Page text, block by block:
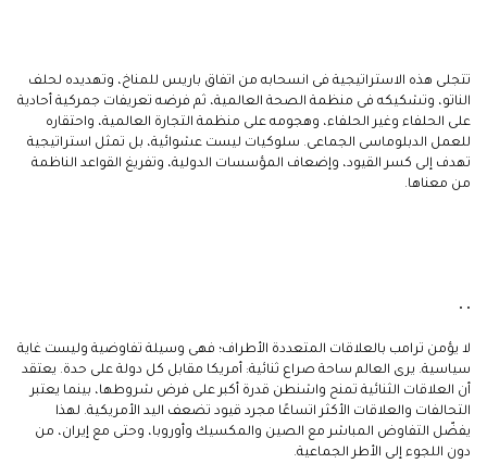
تتجلى هذه الاستراتيجية فى انسحابه من اتفاق باريس للمناخ، وتهديده لحلف
الناتو، وتشكيكه فى منظمة الصحة العالمية، ثم فرضه تعريفات جمركية أحادية
على الحلفاء وغير الحلفاء، وهجومه على منظمة التجارة العالمية، واحتقاره
للعمل الدبلوماسى الجماعى. سلوكيات ليست عشوائية، بل تمثل استراتيجية
تهدف إلى كسر القيود، وإضعاف المؤسسات الدولية، وتفريغ القواعد الناظمة
من معناها.
• •
لا يؤمن ترامب بالعلاقات المتعددة الأطراف؛ فهى وسيلة تفاوضية وليست غاية
سياسية. يرى العالم ساحة صراع ثنائية: أمريكا مقابل كل دولة على حدة. يعتقد
أن العلاقات الثنائية تمنح واشنطن قدرة أكبر على فرض شروطها، بينما يعتبر
التحالفات والعلاقات الأكثر اتساعًا مجرد قيود تضعف اليد الأمريكية. لهذا
يفضّل التفاوض المباشر مع الصين والمكسيك وأوروبا، وحتى مع إيران، من
دون اللجوء إلى الأطر الجماعية.